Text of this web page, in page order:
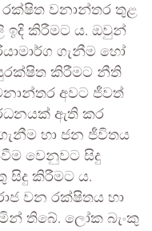
වනාන්තර තුළ
ඉදි කිරීමට ය. ඔවුන්
ගැනීම හෝ
කිරීමට නීති
අවට ජීවත්
ඇති කර
හා ජන ජීවිතය
වෙනුවට සිදු
සිදු කිරීමට ය.
වන රක්ෂිතය හා
තිබේ. ලෝක බැංකු